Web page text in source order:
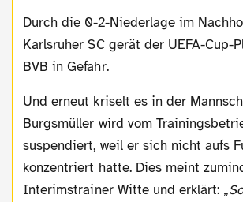
Durch die 0-2-Niederlage im Nachholspiel beim
Karlsruher SC gerät der UEFA-Cup-
BVB in Gefahr.
Und erneut kriselt es in der Mannschaft: Kapitän
Burgsmüller wird vom
suspendiert, weil er sich nicht aufs
konzentriert hatte. Dies meint
Interimstrainer Witte und erklärt: „